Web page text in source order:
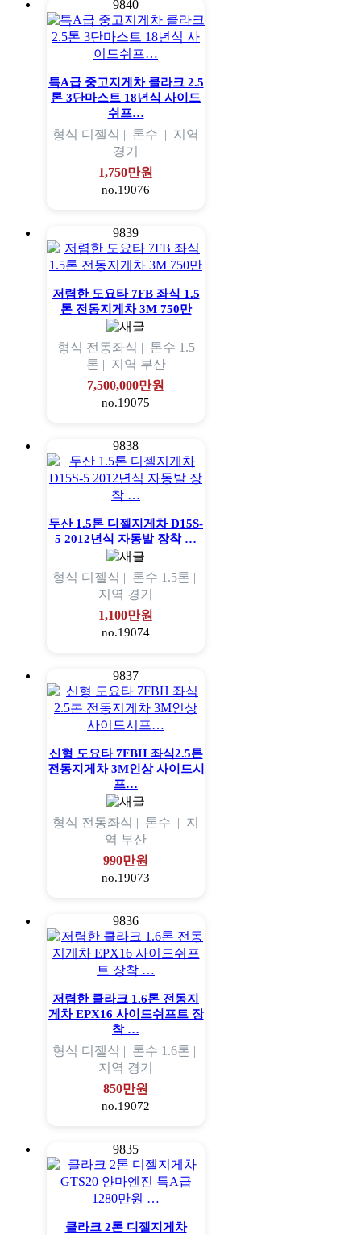
9840
특A급 중고지게차 클라크 2.5
톤 3단마스트 18년식 사이드
쉬프…
형식 디젤식 | 톤수 | 지역
경기
1,750만원
no.19076
9839
저렴한 도요타 7FB 좌식 1.5
톤 전동지게차 3M 750만
형식 전동좌식 | 톤수 1.5
톤 | 지역 부산
7,500,000만원
no.19075
9838
두산 1.5톤 디젤지게차 D15S-
5 2012년식 자동발 장착 …
형식 디젤식 | 톤수 1.5톤 |
지역 경기
1,100만원
no.19074
9837
신형 도요타 7FBH 좌식2.5톤
전동지게차 3M인상 사이드시
프…
형식 전동좌식 | 톤수 | 지
역 부산
990만원
no.19073
9836
저렴한 클라크 1.6톤 전동지
게차 EPX16 사이드쉬프트 장
착 …
형식 디젤식 | 톤수 1.6톤 |
지역 경기
850만원
no.19072
9835
클라크 2톤 디젤지게차